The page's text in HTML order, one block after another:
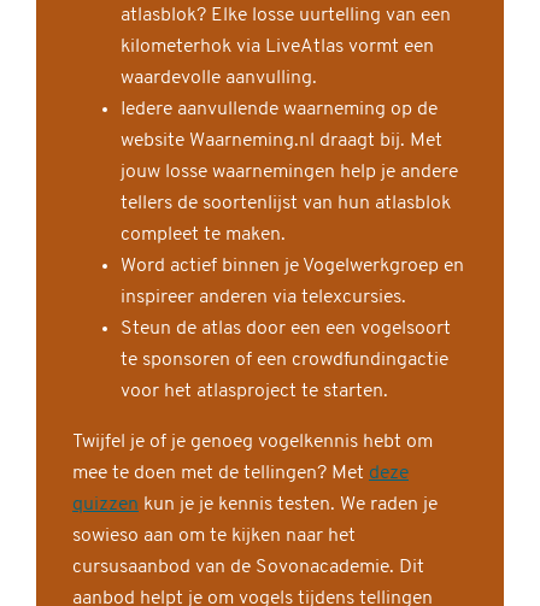
atlasblok? Elke losse uurtelling van een
kilometerhok via LiveAtlas vormt een
waardevolle aanvulling.
Iedere aanvullende waarneming op de
website Waarneming.nl draagt bij. Met
jouw losse waarnemingen help je andere
tellers de soortenlijst van hun atlasblok
compleet te maken.
Word actief binnen je Vogelwerkgroep en
inspireer anderen via telexcursies.
Steun de atlas door een een vogelsoort
te sponsoren of een crowdfundingactie
voor het atlasproject te starten.
Twijfel je of je genoeg vogelkennis hebt om
mee te doen met de tellingen? Met deze
quizzen kun je je kennis testen. We raden je
sowieso aan om te kijken naar het
cursusaanbod van de Sovonacademie. Dit
aanbod helpt je om vogels tijdens tellingen